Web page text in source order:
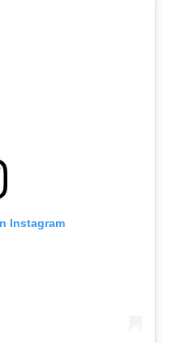
Instagram